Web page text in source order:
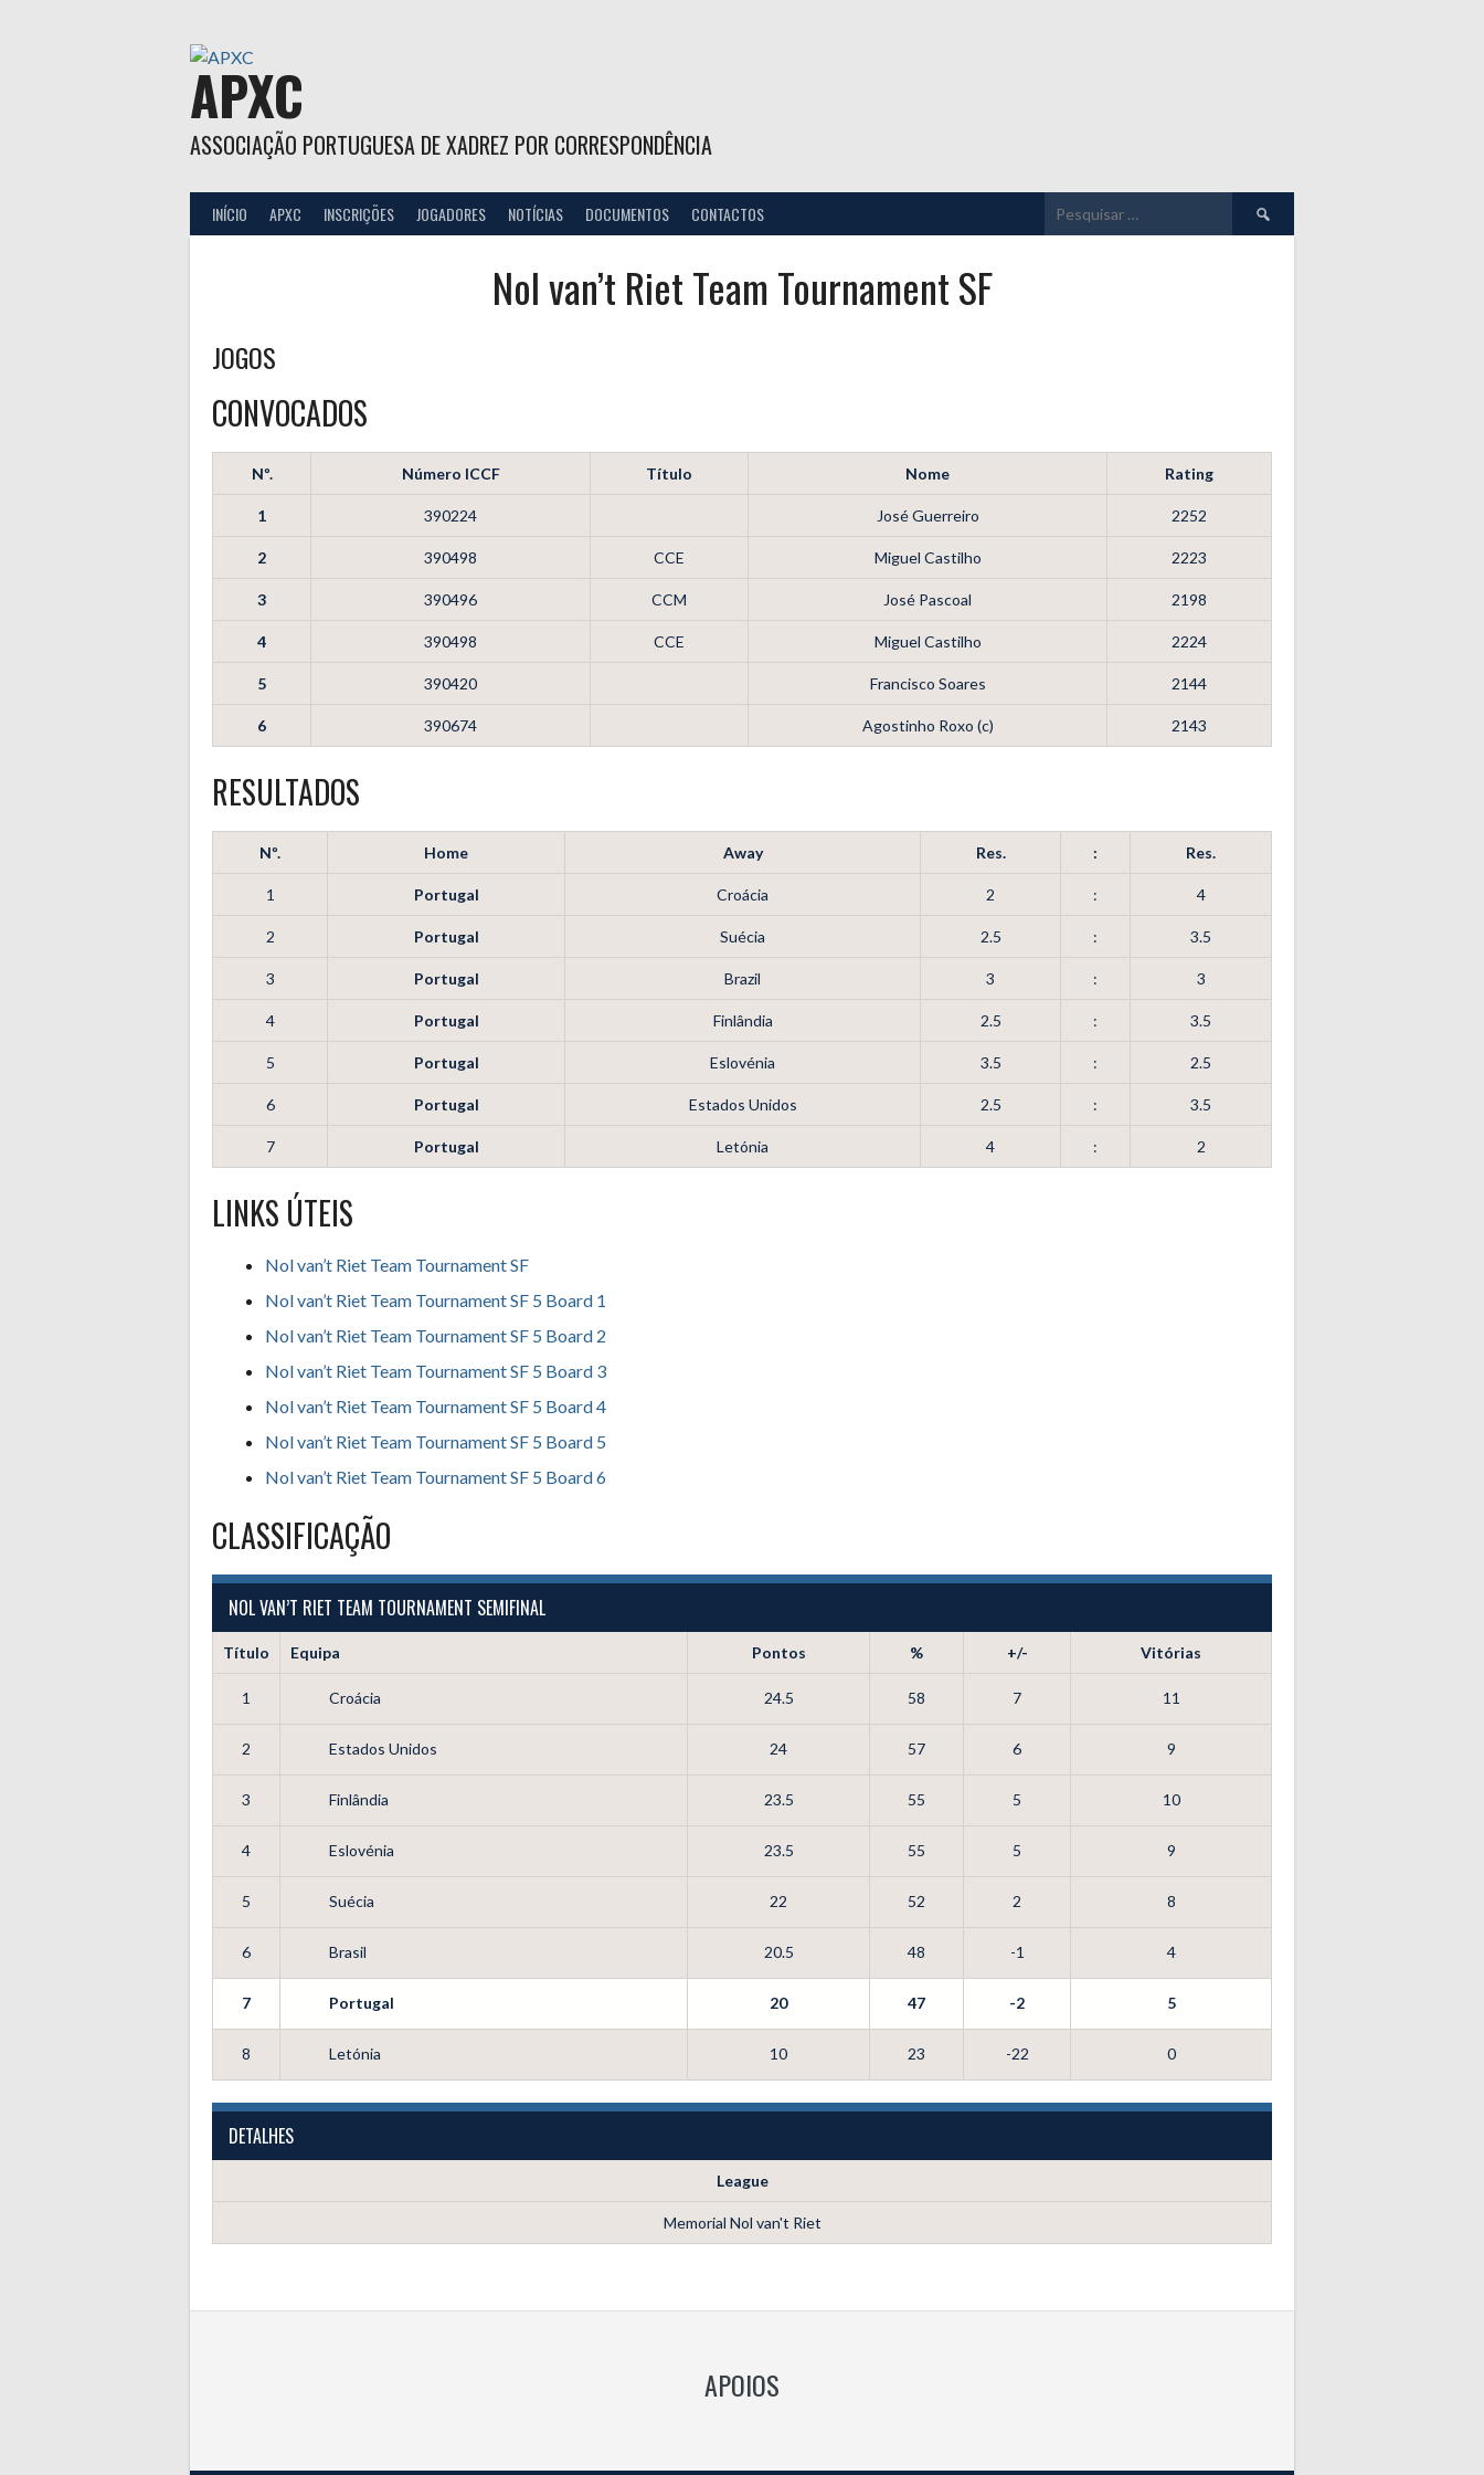
APXC
ASSOCIAÇÃO PORTUGUESA DE XADREZ POR CORRESPONDÊNCIA
INÍCIO APXC INSCRIÇÕES JOGADORES NOTÍCIAS DOCUMENTOS CONTACTOS
Pesquisar
por:
Nol van’t Riet Team Tournament SF
JOGOS
CONVOCADOS
Nº. Número ICCF Título Nome Rating
1 390224 José Guerreiro 2252
2 390498 CCE Miguel Castilho 2223
3 390496 CCM José Pascoal 2198
4 390498 CCE Miguel Castilho 2224
5 390420 Francisco Soares 2144
6 390674 Agostinho Roxo (c) 2143
RESULTADOS
Nº. Home Away Res. : Res.
1 Portugal Croácia 2 : 4
2 Portugal Suécia 2.5 : 3.5
3 Portugal Brazil 3 : 3
4 Portugal Finlândia 2.5 : 3.5
5 Portugal Eslovénia 3.5 : 2.5
6 Portugal Estados Unidos 2.5 : 3.5
7 Portugal Letónia 4 : 2
LINKS ÚTEIS
Nol van’t Riet Team Tournament SF
Nol van’t Riet Team Tournament SF 5 Board 1
Nol van’t Riet Team Tournament SF 5 Board 2
Nol van’t Riet Team Tournament SF 5 Board 3
Nol van’t Riet Team Tournament SF 5 Board 4
Nol van’t Riet Team Tournament SF 5 Board 5
Nol van’t Riet Team Tournament SF 5 Board 6
CLASSIFICAÇÃO
NOL VAN’T RIET TEAM TOURNAMENT SEMIFINAL
Título Equipa Pontos % +/- Vitórias
1 Croácia 24.5 58 7 11
2 Estados Unidos 24 57 6 9
3 Finlândia 23.5 55 5 10
4 Eslovénia 23.5 55 5 9
5 Suécia 22 52 2 8
6 Brasil 20.5 48 -1 4
7 Portugal 20 47 -2 5
8 Letónia 10 23 -22 0
DETALHES
League
Memorial Nol van't Riet
APOIOS